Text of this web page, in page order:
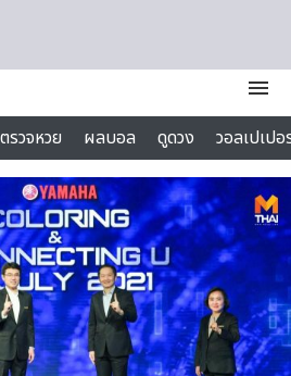
menu
ตรวจหวย ผลบอล ดูดวง
วอลเปเป